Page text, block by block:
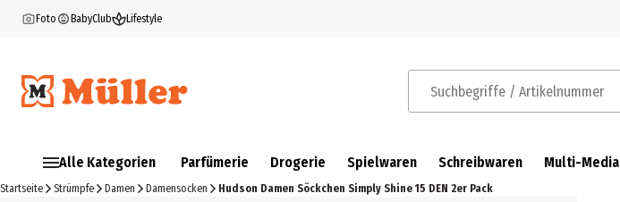
Foto BabyClub Lifestyle
Suchbegriffe / Artikelnummer
Alle Kategorien Parfümerie Drogerie Spielwaren Schreibwaren Multi-Media
Startseite Strümpfe Damen Damensocken Hudson Damen Söckchen Simply Shine 15 DEN 2er Pack